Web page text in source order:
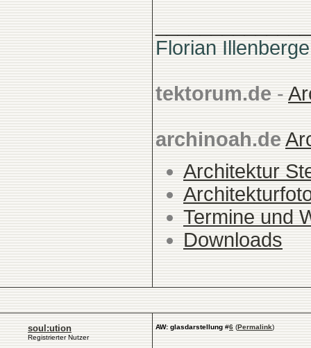
Florian
tektorum.de -
archinoah.de
Architektur
Termine und
Downloads
soul:ution
Registrierter Nutzer
AW: glasdarstellung #6 (Permalink)